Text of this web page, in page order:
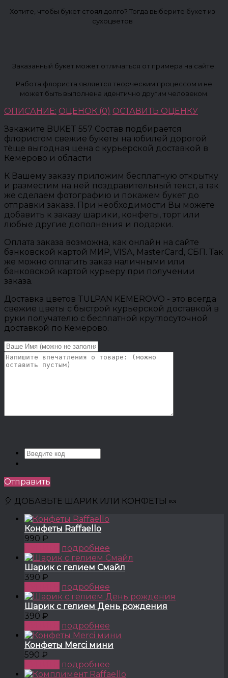
Хотите, чтобы букет стоял долго? Тогда выберите букет из
сухоцветов
Заказанный букет может отличаться от примера на сайте.
Работа флориста является творческим процессом и не
может быть выполнена идентично другим человеком.
ОПИСАНИЕ: ОЦЕНОК (0) ОСТАВИТЬ ОЦЕНКУ
Закажите BUKET 557 Состав подбирается
флористом свежие букеты на юбилей дорогой
тёще выгодная цена с курьерской доставкой в
Кемерово и области
К Вашему заказу приложим бесплатную открытку
и разместим на ней поздравительный текст, а так
же сделаем фотографию и покажем букет до
отправки заказа. При необходимости Вы можете
добавить к заказу шарики, конфеты, торт или
любые другие дополнения и подарки.
Оплата заказа возможна, как онлайн на сайте
банковской картой МИР, VISA, MasterCard, СБП. Так
же можно оплатить заказ наличными или
банковской картой курьеру при получении
заказа.
Доставка цветов TULPAN KEMEROVO - это всегда
свежие цветы с быстрой курьерской доставкой в
руки получателю с бесплатной круглосуточной
доставкой по Кемерово.
Отправить
🎈 ДОБАВЬТЕ ШАРИК ИЛИ КОНФЕТЫ 🍬
Конфеты Raffaello
990 ₽
подробнее
Шарик с гелием Смайл
390 ₽
подробнее
Шарик с гелием День рождения
390 ₽
подробнее
Конфеты Merci мини
590 ₽
подробнее